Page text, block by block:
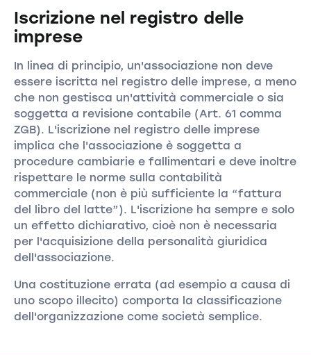
Iscrizione nel registro delle
imprese
In linea di principio, un'associazione non deve
essere iscritta nel registro delle imprese, a meno
che non gestisca un'attività commerciale o sia
soggetta a revisione contabile (Art. 61 comma
ZGB). L'iscrizione nel registro delle imprese
implica che l'associazione è soggetta a
procedure cambiarie e fallimentari e deve inoltre
rispettare le norme sulla contabilità
commerciale (non è più sufficiente la “fattura
del libro del latte”). L'iscrizione ha sempre e solo
un effetto dichiarativo, cioè non è necessaria
per l'acquisizione della personalità giuridica
dell'associazione.
Una costituzione errata (ad esempio a causa di
uno scopo illecito) comporta la classificazione
dell'organizzazione come società semplice.